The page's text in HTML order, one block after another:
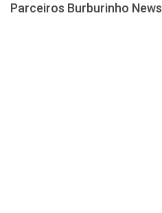
Parceiros Burburinho News